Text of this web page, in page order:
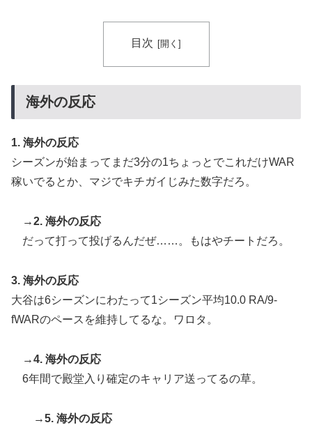
目次
海外の反応
1. 海外の反応
シーズンが始まってまだ3分の1ちょっとでこれだけWAR
稼いでるとか、マジでキチガイじみた数字だろ。
→2. 海外の反応
だって打って投げるんだぜ……。もはやチートだろ。
3. 海外の反応
大谷は6シーズンにわたって1シーズン平均10.0 RA/9-
fWARのペースを維持してるな。ワロタ。
→4. 海外の反応
6年間で殿堂入り確定のキャリア送ってるの草。
→5. 海外の反応